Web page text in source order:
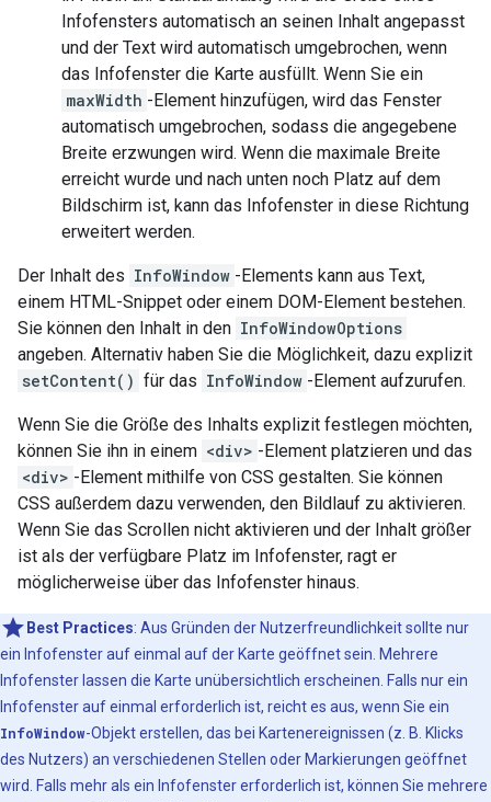
Infofensters automatisch an seinen Inhalt angepasst
und der Text wird automatisch umgebrochen, wenn
das Infofenster die Karte ausfüllt. Wenn Sie ein
maxWidth -Element hinzufügen, wird das Fenster
automatisch umgebrochen, sodass die angegebene
Breite erzwungen wird. Wenn die maximale Breite
erreicht wurde und nach unten noch Platz auf dem
Bildschirm ist, kann das Infofenster in diese Richtung
erweitert werden.
Der Inhalt des InfoWindow -Elements kann aus Text,
einem HTML-Snippet oder einem DOM-Element bestehen.
Sie können den Inhalt in den InfoWindowOptions
angeben. Alternativ haben Sie die Möglichkeit, dazu explizit
setContent() für das InfoWindow -Element aufzurufen.
Wenn Sie die Größe des Inhalts explizit festlegen möchten,
können Sie ihn in einem <div> -Element platzieren und das
<div> -Element mithilfe von CSS gestalten. Sie können
CSS außerdem dazu verwenden, den Bildlauf zu aktivieren.
Wenn Sie das Scrollen nicht aktivieren und der Inhalt größer
ist als der verfügbare Platz im Infofenster, ragt er
möglicherweise über das Infofenster hinaus.
Best Practices: Aus Gründen der Nutzerfreundlichkeit sollte nur
ein Infofenster auf einmal auf der Karte geöffnet sein. Mehrere
Infofenster lassen die Karte unübersichtlich erscheinen. Falls nur ein
Infofenster auf einmal erforderlich ist, reicht es aus, wenn Sie ein
InfoWindow-Objekt erstellen, das bei Kartenereignissen (z. B. Klicks
des Nutzers) an verschiedenen Stellen oder Markierungen geöffnet
wird. Falls mehr als ein Infofenster erforderlich ist, können Sie mehrere